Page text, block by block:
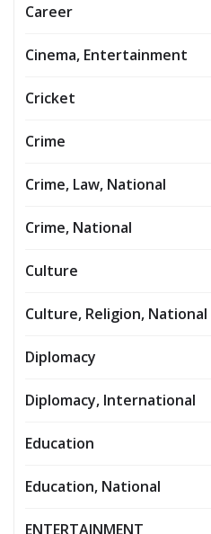
Career
Cinema, Entertainment
Cricket
Crime
Crime, Law, National
Crime, National
Culture
Culture, Religion, National
Diplomacy
Diplomacy, International
Education
Education, National
ENTERTAINMENT